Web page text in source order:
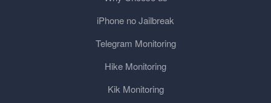
iPhone no Jailbreak
Telegram Monitoring
Hike Monitoring
Kik Monitoring